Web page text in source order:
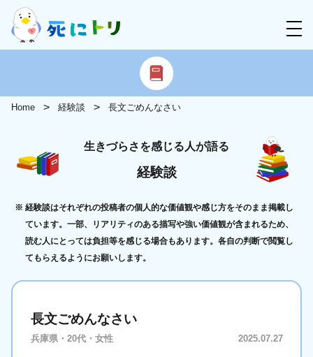
Home 経験談 長文ごめんなさい
生きづらさを感じる人が語る
経験談
経験談はそれぞれの投稿者の個人的な価値観や感じ方をそのまま掲載し
ています。一部、リアリティのある描写や強い価値観が含まれるため、
読む人にとっては負担等を感じる場合もあります。各自の判断で閲覧し
てもらえるようにお願いします。
長文ごめんなさい
兵庫県・20代・女性 2025.07.27